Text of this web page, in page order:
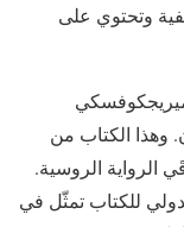
وتحتوي على
وهذا الكتاب من
الرواية الروسية.
للكتاب تمثّل في